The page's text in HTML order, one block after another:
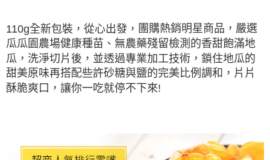
※ 請注意：結帳手續完成當下不需立刻繳費，但若您需要取消訂單，請聯絡
購買商品的店家。未經商家同意取消之訂單仍視為有效，需透過AFTEE先享
後付繳納相關費用。
※ 交易是否成功請以「AFTEE先享後付 」之結帳頁面顯示為準，若有關於
是否繳費成功／繳費後需取消欲退款等相關疑問，請聯繫「AFTEE先享後付
客戶支援中心」https://netprotections.freshdesk.com/support/home
https://aftee.tw/terms/#terms3
110g全新包裝，從心出發， 團購熱銷明星商品，嚴選
瓜瓜園農場健康種苗、無農藥殘留檢測的香甜飽滿地
瓜，洗淨切片後，並透過專業加工技術，鎖住地瓜的
甜美原味再搭配些許砂糖與鹽的完美比例調和，片片
酥脆爽口，讓你一吃就停不下來!